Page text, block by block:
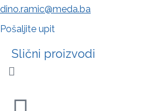
dino.ramic@meda.ba
Pošaljite upit
Slični proizvodi